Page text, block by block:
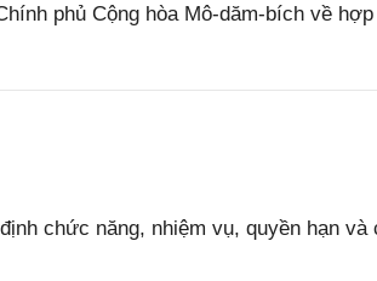
phủ Cộng hòa Mô-dăm-bích về
chức năng, nhiệm vụ, quyền hạn